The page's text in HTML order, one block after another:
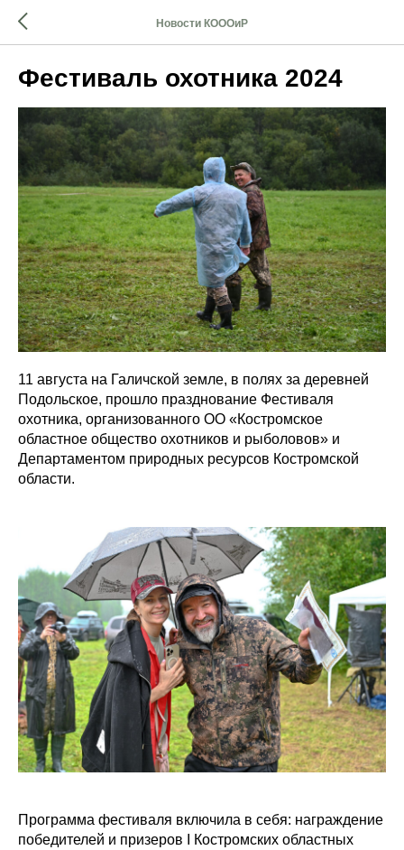
Новости КОООиР
Фестиваль охотника 2024
11 августа на Галичской земле, в полях за деревней
Подольское, прошло празднование Фестиваля
охотника, организованного ОО «Костромское
областное общество охотников и рыболовов» и
Департаментом природных ресурсов Костромской
области.
Программа фестиваля включила в себя: награждение
победителей и призеров I Костромских областных